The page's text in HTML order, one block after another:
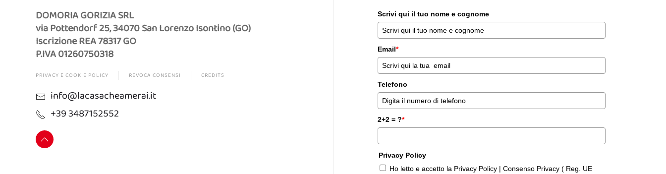
DOMORIA GORIZIA SRL
via Pottendorf 25, 34070 San Lorenzo Isontino (GO)
Iscrizione REA 78317 GO
P.IVA 01260750318
PRIVACY E COOKIE POLICY REVOCA CONSENSI CREDITS
info@lacasacheamerai.it
+39 3487152552
Scrivi qui il tuo nome e cognome
Email*
Telefono
2+2 = ?*
Privacy Policy
Ho letto e accetto la Privacy Policy | Consenso Privacy ( Reg. UE